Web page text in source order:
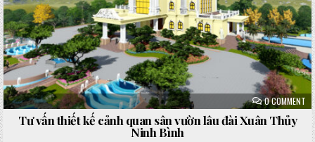
0 COMMENTON
TƯ
KẾ
Tư vấn thiết kế cảnh quan sân vườn lâu đài Xuân Thủy
Ninh Bình